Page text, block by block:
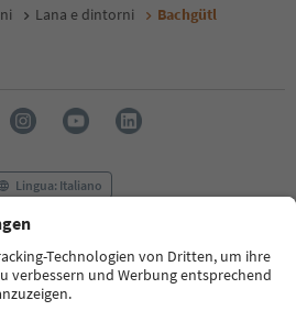
Lana e dintorni Bachgütl
Lingua: Italiano
Press MICE
Privacy Policy
Crediti
Cookie Policy